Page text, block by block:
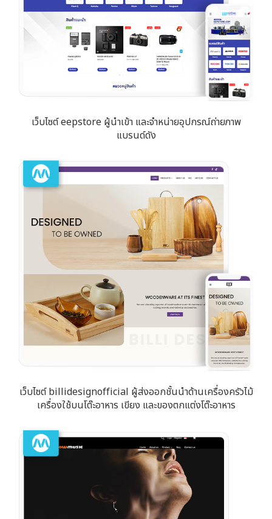
เว็บไซต์ eepstore ผู้นำเข้า และจำหน่ายอุปกรณ์ถ่ายภาพ
แบรนด์ดัง
เว็บไซต์ billidesignofficial ผู้ส่งออกชั้นนำด้านเครื่องครัวไม้
เครื่องใช้บนโต๊ะอาหาร เขียง และของตกแต่งโต๊ะอาหาร